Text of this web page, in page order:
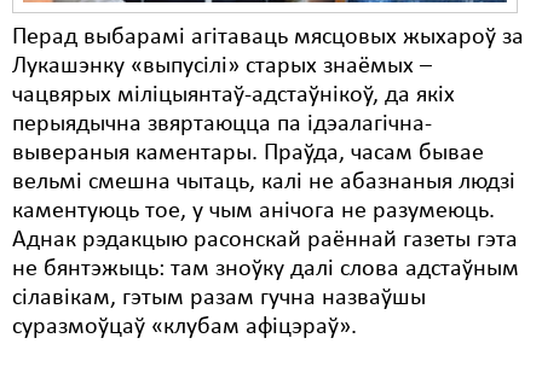
Перад выбарамі агітаваць мясцовых жыхароў за
Лукашэнку «выпусілі» старых знаёмых –
чацвярых міліцыянтаў-адстаўнікоў, да якіх
перыядычна звяртаюцца па ідэалагічна-
вывераныя каментары. Праўда, часам бывае
вельмі смешна чытаць, калі не абазнаныя людзі
каментуюць тое, у чым анічога не разумеюць.
Аднак рэдакцыю расонскай раённай газеты гэта
не бянтэжыць: там зноўку далі слова адстаўным
сілавікам, гэтым разам гучна назваўшы
суразмоўцаў «клубам афіцэраў».
Мірныя сходы
Палітвязьні
Праваабаронцы
Правы дзіцяці
Пэнітэнцыярная сыстэма
Распальваньне варожасьці
Рознае